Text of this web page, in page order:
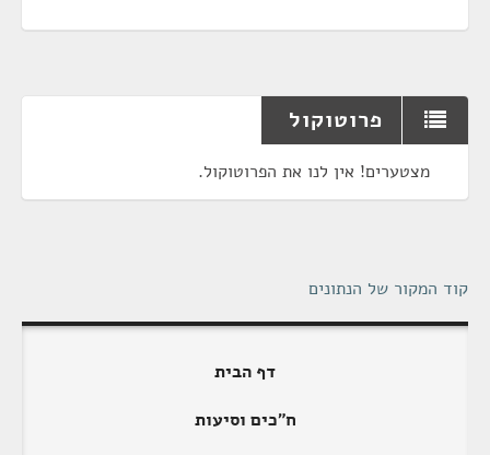
פרוטוקול
מצטערים! אין לנו את הפרוטוקול.
קוד המקור של הנתונים
דף הבית
ח"כים וסיעות